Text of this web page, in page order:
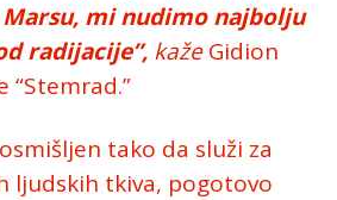
mi nudimo najbolju
radijacije”, kažeGidion
“Stemrad.”
tako da služi za
ljudskih tkiva, pogotovo